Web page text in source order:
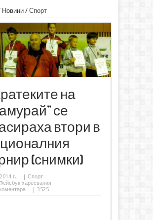
Новини/ Спорт
на
се
втори в
(снимки)
г. | Спорт
харесвания
коментара | 3525